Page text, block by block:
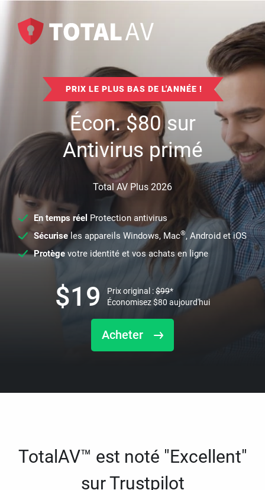
PRIX LE PLUS BAS DE L'ANNÉE !
Écon.$80sur
Antivirus primé
Total AV Plus 2026
En temps réel Protection antivirus
Sécuriseles appareils Windows, Mac®, Android et iOS
Protège votre identité et vos achats en ligne
Acheter
$19 Prix original :$99*
Économisez$80 aujourd'hui
TotalAV™ est noté "Excellent"
sur Trustpilot